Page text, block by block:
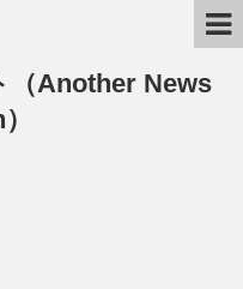
（Another News